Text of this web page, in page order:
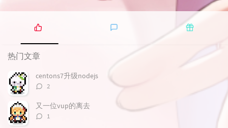
热
门
文
热门文章
centons7升级nodejs
评
数：
2
又一位vup的离去
评1